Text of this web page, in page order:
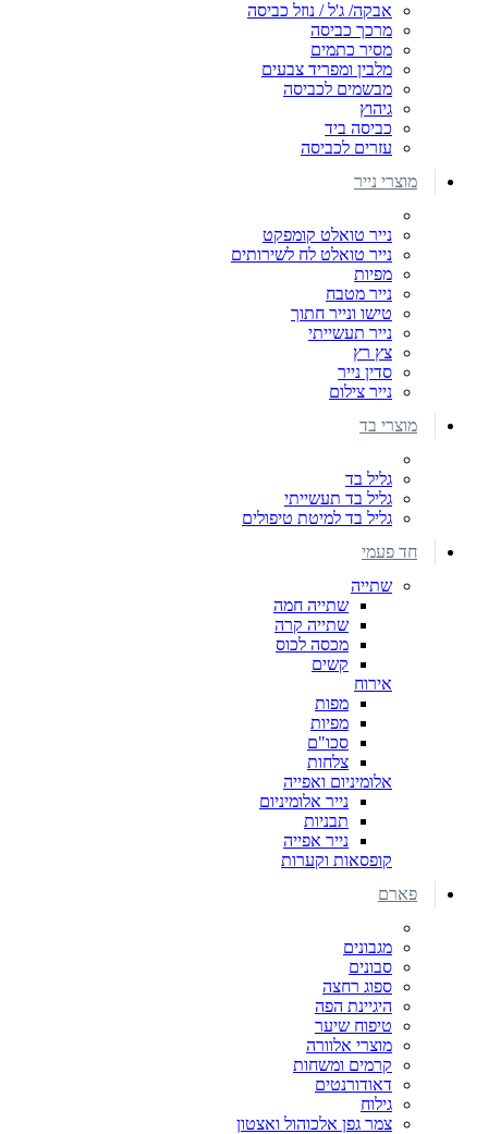
אבקה/ ג'ל / נוזל כביסה
מרכך כביסה
מסיר כתמים
מלבין ומפריד צבעים
מבשמים לכביסה
גיהוץ
כביסה ביד
עזרים לכביסה
מוצרי נייר
נייר טואלט קומפקט
נייר טואלט לח לשירותים
מפיות
נייר מטבח
טישו ונייר חתוך
נייר תעשייתי
צץ רץ
סדין נייר
נייר צילום
מוצרי בד
גליל בד
גליל בד תעשייתי
גליל בד למיטת טיפולים
חד פעמי
שתייה
שתייה חמה
שתייה קרה
מכסה לכוס
קשים
אירוח
מפות
מפיות
סכו"ם
צלחות
אלומיניום ואפייה
נייר אלומיניום
תבניות
נייר אפייה
קופסאות וקערות
פארם
מגבונים
סבונים
ספוג רחצה
היגיינת הפה
טיפוח שיער
מוצרי אלוורה
קרמים ומשחות
דאודורנטים
גילוח
צמר גפן אלכוהול ואצטון